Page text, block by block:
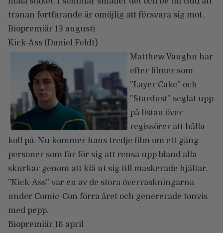
tranan fortfarande är omöjlig att försvara sig mot.
Biopremiär 13 augusti
Kick-Ass (Daniel Feldt)
Matthew Vaughn har
efter filmer som
”Layer Cake” och
”Stardust” seglat upp
på listan över
regissörer att hålla
koll på. Nu kommer hans tredje film om ett gäng
personer som får för sig att rensa upp bland alla
skurkar genom att klä ut sig till maskerade hjältar.
”Kick-Ass” var en av de stora överraskningarna
under Comic-Con förra året och genererade tonvis
med pepp.
Biopremiär 16 april